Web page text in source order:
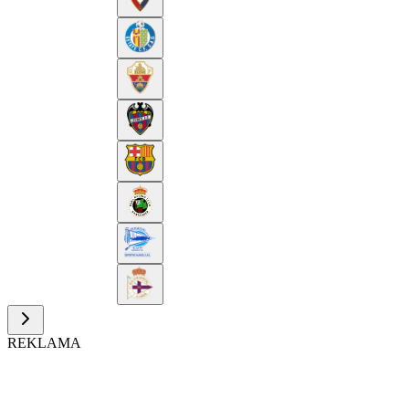
REKLAMA